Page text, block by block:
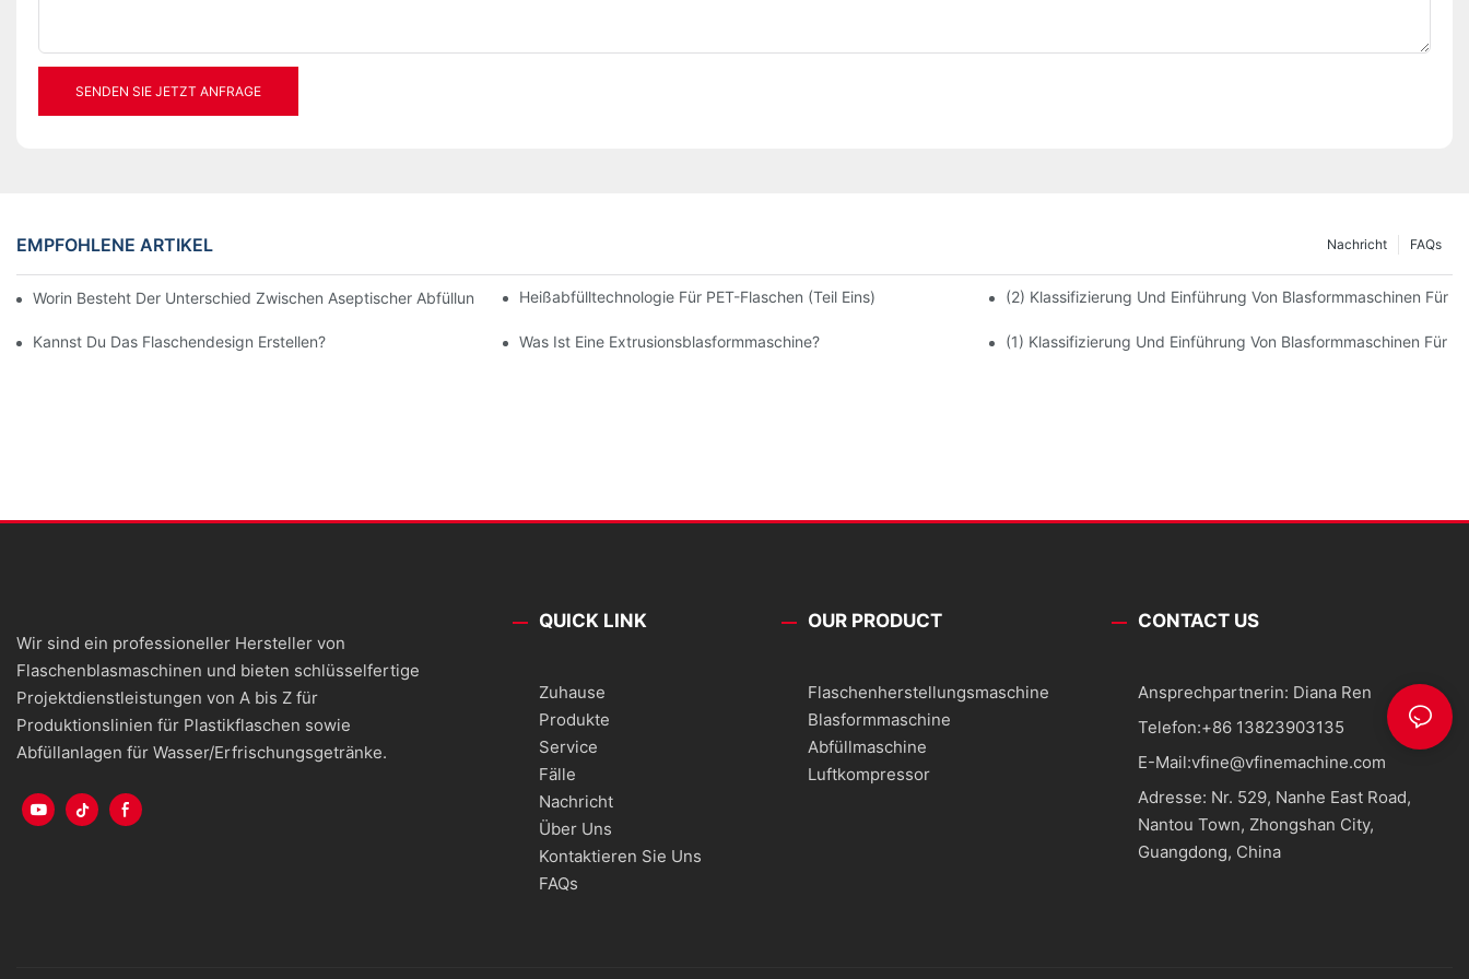
SENDEN SIE JETZT ANFRAGE
EMPFOHLENE ARTIKEL FAQs
Nachricht
Worin Besteht Der Unterschied Zwischen Aseptischer Abfüllung, Normaler Abfüllung, Warmer Abfüllung Und Heißer Abfüllung?
Heißabfülltechnologie Für PET-Flaschen (Teil Eins) (2) Klassifizierung Und Einführung Von Blasformmaschinen Für
Kannst Du Das Flaschendesign Erstellen? Was Ist Eine Extrusionsblasformmaschine? (1) Klassifizierung Und Einführung Von Blasformmaschinen Für
Wir sind ein professioneller Hersteller von
Flaschenblasmaschinen und bieten schlüsselfertige
Projektdienstleistungen von A bis Z für
Produktionslinien für Plastikflaschen sowie
Abfüllanlagen für Wasser/Erfrischungsgetränke.
QUICK LINK
Zuhause
Produkte
Service
Fälle
Nachricht
Über Uns
Kontaktieren Sie Uns
FAQs
OUR PRODUCT
Flaschenherstellungsmaschine
Blasformmaschine
Abfüllmaschine
Luftkompressor
CONTACT US
Ansprechpartnerin: Diana Ren
Telefon:+86 13823903135
E-Mail:vfine@vfinemachine.com
Adresse: Nr. 529, Nanhe East Road,
Nantou Town, Zhongshan City,
Guangdong, China